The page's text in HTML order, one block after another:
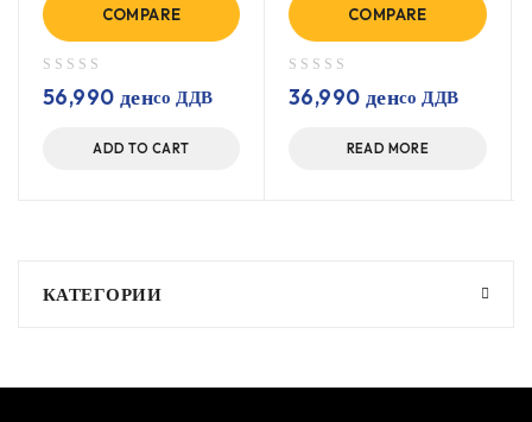
COMPARE
56,990 денсо ДДВ
ADD TO CART
COMPARE
36,990 денсо ДДВ
READ MORE
КАТЕГОРИИ